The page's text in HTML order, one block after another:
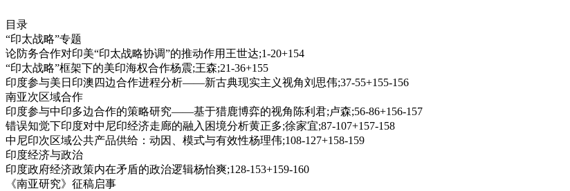
目录
“印太战略”专题
论防务合作对印美“印太战略协调”的推动作用王世达;1-20+154
“印太战略”框架下的美印海权合作杨震;王森;21-36+155
印度参与美日印澳四边合作进程分析——新古典现实主义视角刘思伟;37-55+155-156
南亚次区域合作
印度参与中印多边合作的策略研究——基于猎鹿博弈的视角陈利君;卢森;56-86+156-157
错误知觉下印度对中尼印经济走廊的融入困境分析黄正多;徐家宜;87-107+157-158
中尼印次区域公共产品供给：动因、模式与有效性杨理伟;108-127+158-159
印度经济与政治
印度政府经济政策内在矛盾的政治逻辑杨怡爽;128-153+159-160
《南亚研究》征稿启事